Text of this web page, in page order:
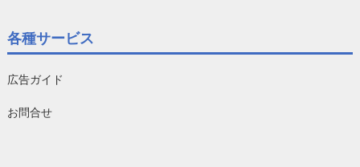
各種サービス
広告ガイド
お問合せ